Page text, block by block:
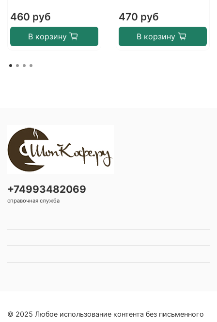
460 руб
В корзину
470 руб
В корзину
+74993482069
справочная служба
© 2025 Любое использование контента без письменного